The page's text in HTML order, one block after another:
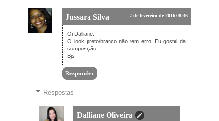
Jussara Silva 2 de fevereiro de 2016 08:36
Oi Dalliane.
O look preto/branco não tem erro. Eu gostei da
composição.
Bjs
Responder
Respostas
Dalliane Oliveira